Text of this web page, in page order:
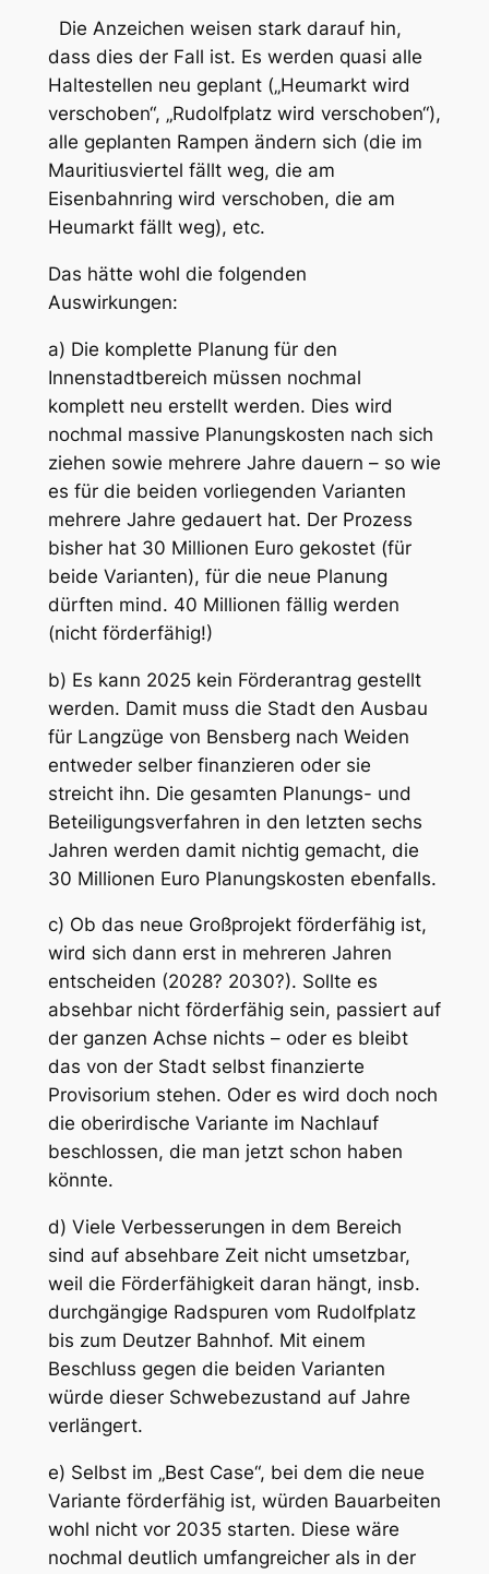
Die Anzeichen weisen stark darauf hin,
dass dies der Fall ist. Es werden quasi alle
Haltestellen neu geplant („Heumarkt wird
verschoben“, „Rudolfplatz wird verschoben“),
alle geplanten Rampen ändern sich (die im
Mauritiusviertel fällt weg, die am
Eisenbahnring wird verschoben, die am
Heumarkt fällt weg), etc.
Das hätte wohl die folgenden
Auswirkungen:
a) Die komplette Planung für den
Innenstadtbereich müssen nochmal
komplett neu erstellt werden. Dies wird
nochmal massive Planungskosten nach sich
ziehen sowie mehrere Jahre dauern – so wie
es für die beiden vorliegenden Varianten
mehrere Jahre gedauert hat. Der Prozess
bisher hat 30 Millionen Euro gekostet (für
beide Varianten), für die neue Planung
dürften mind. 40 Millionen fällig werden
(nicht förderfähig!)
b) Es kann 2025 kein Förderantrag gestellt
werden. Damit muss die Stadt den Ausbau
für Langzüge von Bensberg nach Weiden
entweder selber finanzieren oder sie
streicht ihn. Die gesamten Planungs- und
Beteiligungsverfahren in den letzten sechs
Jahren werden damit nichtig gemacht, die
30 Millionen Euro Planungskosten ebenfalls.
c) Ob das neue Großprojekt förderfähig ist,
wird sich dann erst in mehreren Jahren
entscheiden (2028? 2030?). Sollte es
absehbar nicht förderfähig sein, passiert auf
der ganzen Achse nichts – oder es bleibt
das von der Stadt selbst finanzierte
Provisorium stehen. Oder es wird doch noch
die oberirdische Variante im Nachlauf
beschlossen, die man jetzt schon haben
könnte.
d) Viele Verbesserungen in dem Bereich
sind auf absehbare Zeit nicht umsetzbar,
weil die Förderfähigkeit daran hängt, insb.
durchgängige Radspuren vom Rudolfplatz
bis zum Deutzer Bahnhof. Mit einem
Beschluss gegen die beiden Varianten
würde dieser Schwebezustand auf Jahre
verlängert.
e) Selbst im „Best Case“, bei dem die neue
Variante förderfähig ist, würden Bauarbeiten
wohl nicht vor 2035 starten. Diese wäre
nochmal deutlich umfangreicher als in der